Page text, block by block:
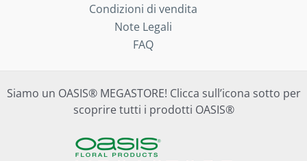
Condizioni di vendita
Note Legali
FAQ
Siamo un OASIS® MEGASTORE! Clicca sull’icona sotto per
scoprire tutti i prodotti OASIS®